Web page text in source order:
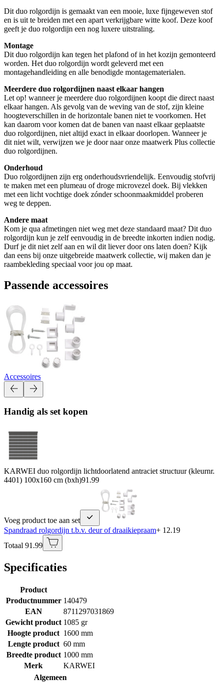
Dit duo rolgordijn is gemaakt van een mooie, luxe fijngeweven stof
en is uit te breiden met een apart verkrijgbare witte koof. Deze koof
geeft je duo rolgordijn een nog luxere uitstraling.
Montage
Dit duo rolgordijn kan tegen het plafond of in het kozijn gemonteerd
worden. Het duo rolgordijn wordt geleverd met een
montagehandleiding en alle benodigde montagematerialen.
Meerdere duo rolgordijnen naast elkaar hangen
Let op! wanneer je meerdere duo rolgordijnen koopt die direct naast
elkaar hangen. Als gevolg van de weving van de stof, zijn kleine
hoogteverschillen in de horizontale banen niet te voorkomen. Het
kan daarom voor komen dat de banen van naast elkaar geplaatste
duo rolgordijnen, niet altijd exact in elkaar doorlopen. Wanneer je
dit niet wilt, verwijzen we je door naar onze maatwerk Plus collectie
duo rolgordijnen.
Onderhoud
Duo rolgordijnen zijn erg onderhoudsvriendelijk. Eenvoudig stofvrij
te maken met een plumeau of droge microvezel doek. Bij vlekken
met een licht vochtige doek zónder schoonmaakmiddel proberen
weg te deppen.
Andere maat
Kom je qua afmetingen niet weg met deze standaard maat? Dit duo
rolgordijn kun je zelf eenvoudig in de breedte inkorten indien nodig.
Durf je dit niet zelf aan en wil dit liever door ons laten doen? Kijk
dan eens bij onze uitgebreide maatwerk collectie, wij maken dan je
raambekleding speciaal voor jou op maat.
Passende accessoires
Accessoires
Handig als set kopen
KARWEI duo rolgordijn lichtdoorlatend antraciet structuur (kleurnr.
4401) 100x160 cm (bxh)91.99
Voeg product toe aan set
Spandraad rolgordijn t.b.v. deur of draaikiepraam+ 12.19
Totaal 91.99
Specificaties
Product
Productnummer 140479
EAN
8711297031869
Gewicht product 1085 gr
Hoogte product 1600 mm
Lengte product 60 mm
Breedte product 1000 mm
Merk
KARWEI
Algemeen